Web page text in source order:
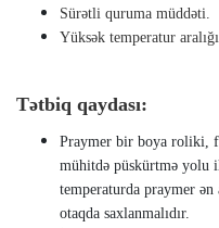
Sürətli quruma müddəti.
Yüksək temperatur
Tətbiq qaydası:
Praymer bir boya roliki,
mühitdə püskürtmə yolu
temperaturda praymer
otaqda saxlanmalıdır.